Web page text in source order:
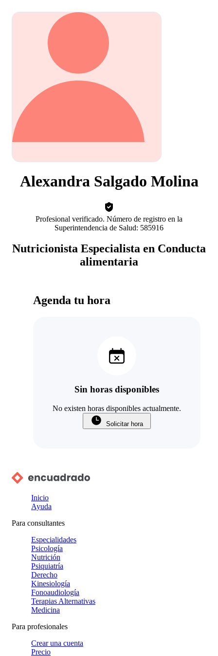
Alexandra Salgado Molina
Profesional verificado. Número de registro en la
Superintendencia de Salud: 585916
Nutricionista Especialista en Conducta
alimentaria
Agenda tu hora
Sin horas disponibles
No existen horas disponibles actualmente.
Solicitar hora
Inicio
Ayuda
Para consultantes
Especialidades
Psicología
Nutrición
Psiquiatría
Derecho
Kinesiología
Fonoaudiología
Terapias Alternativas
Medicina
Para profesionales
Crear una cuenta
Precio